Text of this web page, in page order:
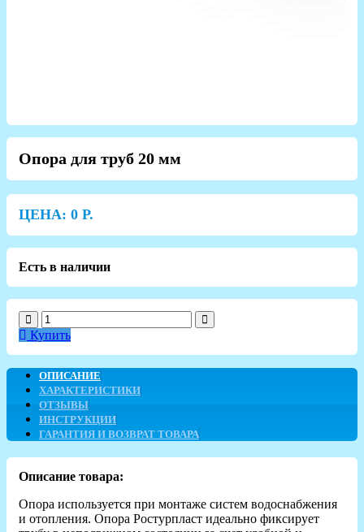
Опора для труб 20 мм
ЦЕНА: 0 Р.
Есть в наличии
Купить
ОПИСАНИЕ
ХАРАКТЕРИСТИКИ
ОТЗЫВЫ
ИНСТРУКЦИИ
ГАРАНТИЯ И ВОЗВРАТ ТОВАРА
Описание товара:
Опора используется при монтаже систем водоснабжения
и отопления. Опора Ростурпласт идеально фиксирует